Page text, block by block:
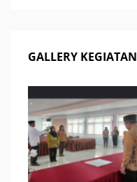
GALLERY KEGIATAN